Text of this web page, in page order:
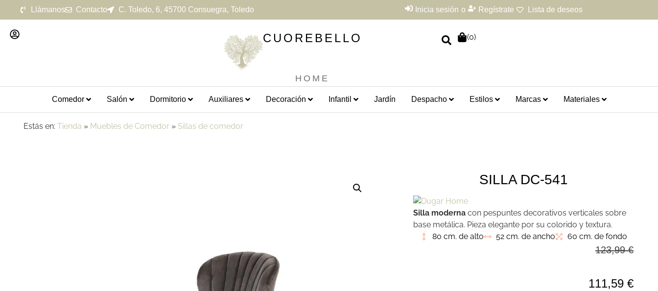
Llámanos Contacto C. Toledo, 6, 45700 Consuegra, Toledo Inicia sesión o Regístrate Lista de deseos
HOME
CUOREBELLO (0)
Comedor Salón Dormitorio Auxiliares Decoración Infantil Jardín Despacho Estilos Marcas Materiales
Estás en: Tienda » Muebles de Comedor » Sillas de comedor
SILLA DC-541
Silla moderna con pespuntes decorativos verticales sobre
base metálica. Pieza elegante por su colorido y textura.
80 cm. de alto
52 cm. de ancho 60 cm. de fondo
123,99€
111,59 €